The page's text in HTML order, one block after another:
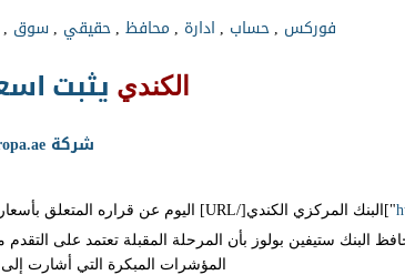
فوركس , حساب , ادارة , محافظ , حقيقي , سوق ,
الكندي يثبت
شركة
"]البنك المركزي الكندي[/URL] اليوم عن قراره المتعلق بأسعار
البنك ستيفين بولوز بأن المرحلة المقبلة تعتمد على
المؤشرات المبكرة التي أشارت